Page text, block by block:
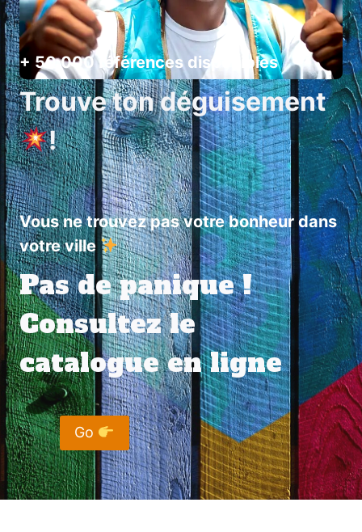
+ 50 000 références disponibles
Trouve ton déguisement
!
Vous ne trouvez pas votre bonheur dans
votre ville
Pas de panique !
Consultez le
catalogue en ligne
Go